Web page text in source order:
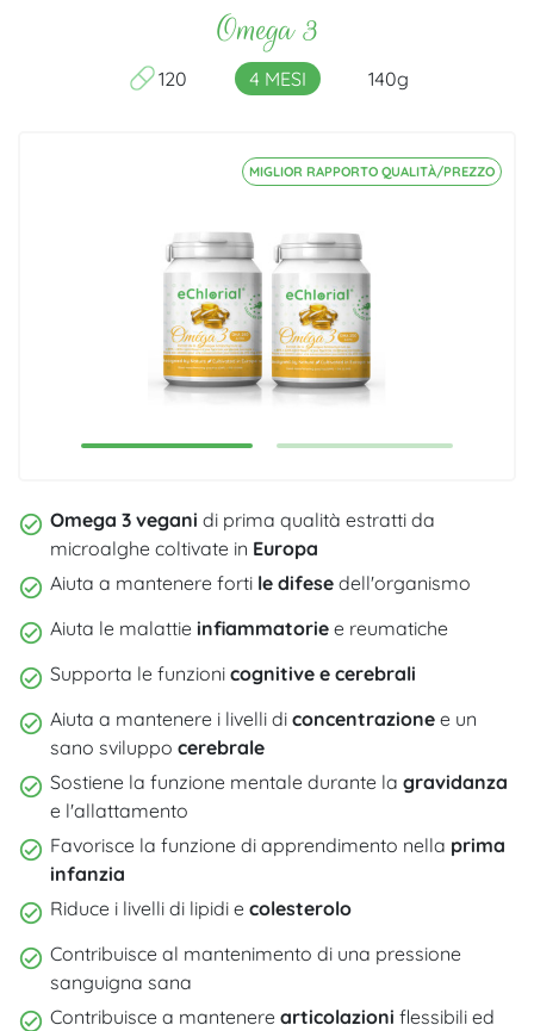
Omega 3
120 4 MESI 140g
MIGLIOR RAPPORTO QUALITÀ/PREZZO
Omega 3 vegani di prima qualità estratti da
microalghe coltivate in Europa
Aiuta a mantenere forti le difese dell'organismo
Aiuta le malattie infiammatorie e reumatiche
Supporta le funzioni cognitive e cerebrali
Aiuta a mantenere i livelli di concentrazione e un
sano sviluppo cerebrale
Sostiene la funzione mentale durante la gravidanza
e l'allattamento
Favorisce la funzione di apprendimento nella prima
infanzia
Riduce i livelli di lipidi e colesterolo
Contribuisce al mantenimento di una pressione
sanguigna sana
Contribuisce a mantenere articolazioni flessibili ed